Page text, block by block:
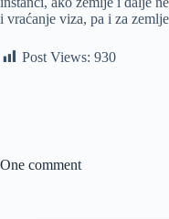
i vraćanje viza, pa i za
Post Views: 930
One comment